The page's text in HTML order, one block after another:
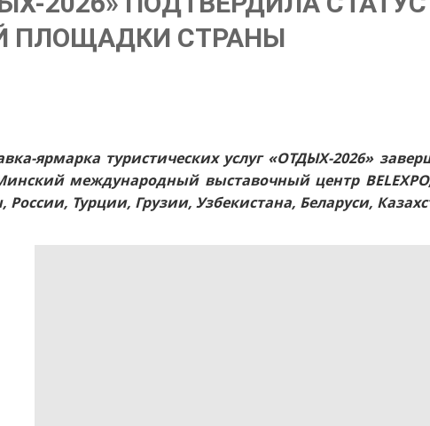
ПЛОЩАДКИ СТРАНЫ
ярмарка туристических услуг «ОТДЫХ-2026»
международный выставочный центр
Турции, Грузии, Узбекистана, Беларуси,